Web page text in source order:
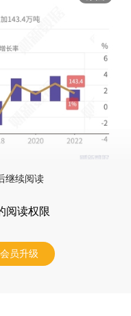
继续阅读
阅读权限
员升级